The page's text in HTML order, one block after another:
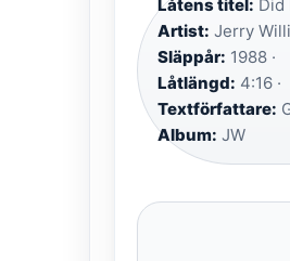
Låtens titel: Did
Artist: Jerry
Släppår: 1988 ·
Låtlängd: 4:16 ·
Textförfattare:
Album: JW